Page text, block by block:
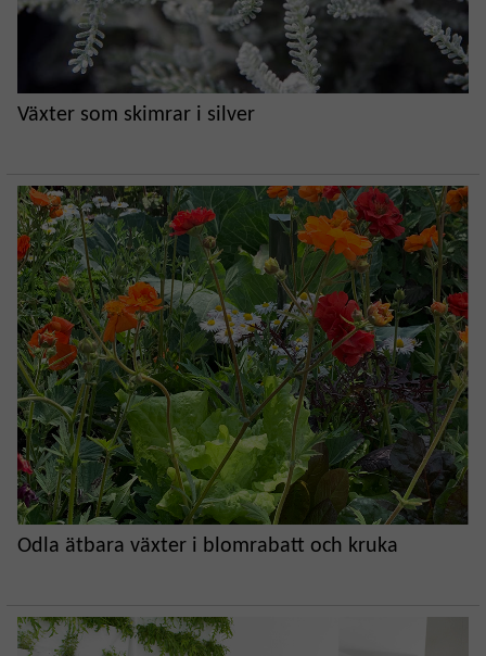
Växter som skimrar i silver
Odla ätbara växter i blomrabatt och kruka